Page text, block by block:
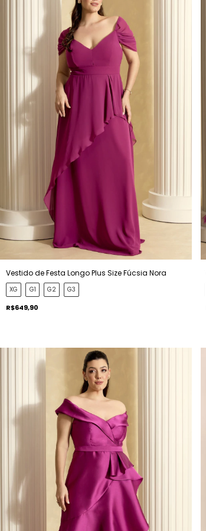
Vestido de Festa Longo Plus Size Fúcsia Nora
XG G1 G2 G3
R$649,90